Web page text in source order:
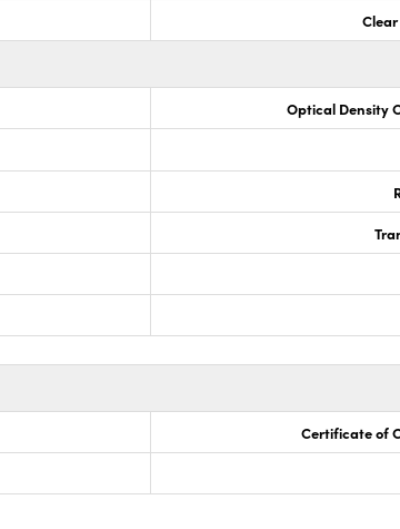
Optical Density
Certificate of